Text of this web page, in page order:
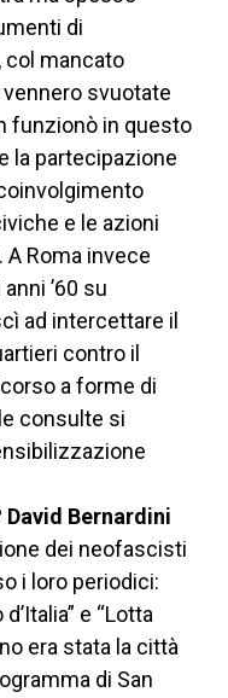
di
col mancato
svuotate
funzionò in questo
la partecipazione
e le azioni
Roma invece
’60 su
ad intercettare il
contro il
a forme di
consulte si
David Bernardini
dei neofascisti
i loro periodici:
e “Lotta
era stata la città
di San